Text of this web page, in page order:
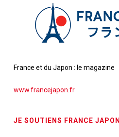
France et du Japon : le magazine
www.francejapon.fr
JE SOUTIENS FRANCE JAPON